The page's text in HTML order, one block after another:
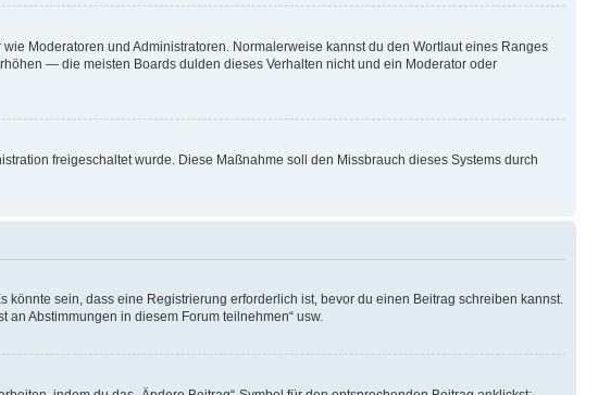
Moderatoren und Administratoren. Normalerweise kannst du den Wortlaut eines Ranges
— die meisten Boards dulden dieses Verhalten nicht und ein Moderator oder
freigeschaltet wurde. Diese Maßnahme soll den Missbrauch dieses Systems durch
sein, dass eine Registrierung erforderlich ist, bevor du einen Beitrag schreiben kannst.
an Abstimmungen in diesem Forum teilnehmen“ usw.